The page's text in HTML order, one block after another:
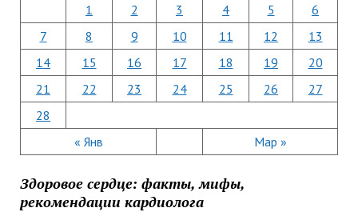
« Янв Мар »
1 2 3 4 5
6
7
8 9 10 11 12
13
14
15 16 17 18 19
20
21
22 23 24 25 26
27
28
Здоровое сердце: факты, мифы,
рекомендации кардиолога